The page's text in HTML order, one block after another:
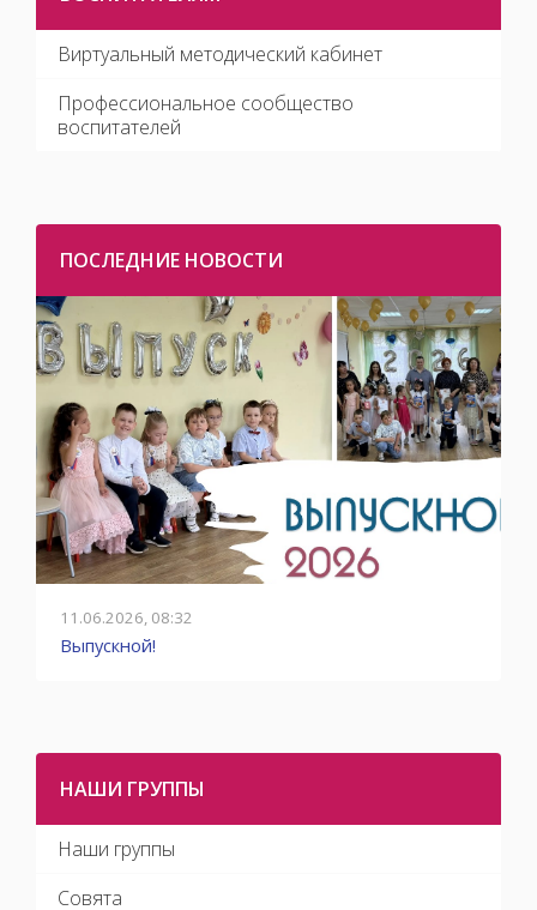
Виртуальный методический кабинет
Профессиональное сообщество
воспитателей
ПОСЛЕДНИЕ НОВОСТИ
11.06.2026, 08:32
Выпускной!
НАШИ ГРУППЫ
Наши группы
Совята